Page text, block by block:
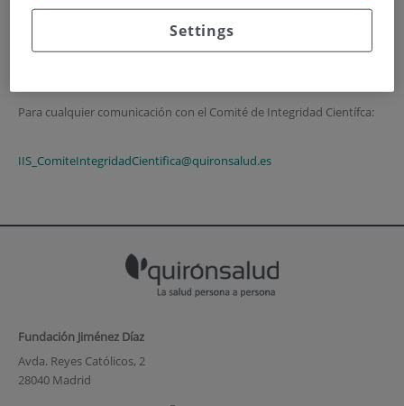
Contacto
Para cualquier comunicación con el Comité de Integridad Científca:
IIS_ComiteIntegridadCientifica@quironsalud.es
Fundación Jiménez Díaz
Avda. Reyes Católicos, 2
28040 Madrid
Settings